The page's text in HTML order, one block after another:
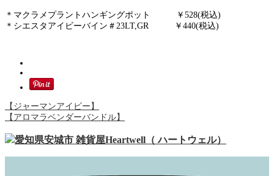
＊マクラメプラントハンギングポット ￥528(税込)
＊シエスタアイビーバイン＃23LT,GR ￥440(税込)
【ジャーマンアイビー】
【アロマラベンダーバンドル】